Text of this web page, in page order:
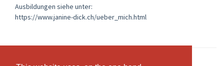
Ausbildungen siehe unter:
https://www.janine-dick.ch/ueber_mich.html